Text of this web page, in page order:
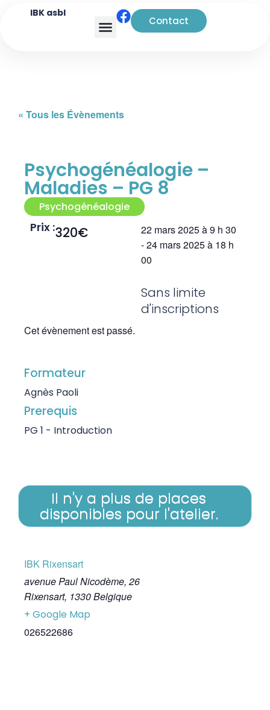
IBK asbl
Contact
« Tous les Évènements
Psychogénéalogie –
Maladies – PG 8
Psychogénéalogie
Prix :320€ 22 mars 2025à9 h 30
-24 mars 2025à 18 h
00
Sans limite
d'inscriptions
Cet évènement est passé.
Formateur
Agnès Paoli
Prerequis
PG 1 - Introduction
Il n'y a plus de places
disponibles pour l'atelier.
IBK Rixensart
avenue Paul Nicodème, 26
Rixensart, 1330Belgique
+ Google Map
026522686